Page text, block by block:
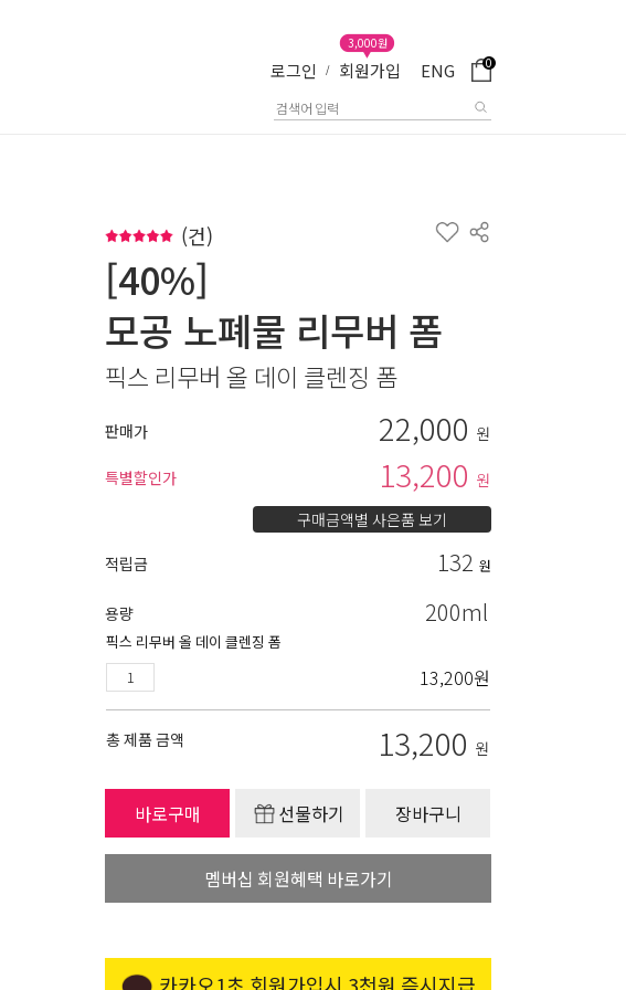
로그인 / 회원가입
3,000원
ENG 0
(건)
[40%]
모공 노폐물 리무버 폼
픽스 리무버 올 데이 클렌징 폼
판매가 22,000 원
특별할인가
13,200 원
구매금액별 사은품 보기
적립금
132 원
용량 200ml
픽스 리무버 올 데이 클렌징 폼
13,200원
총 제품 금액 13,200 원
바로구매 선물하기 장바구니
멤버십 회원혜택 바로가기